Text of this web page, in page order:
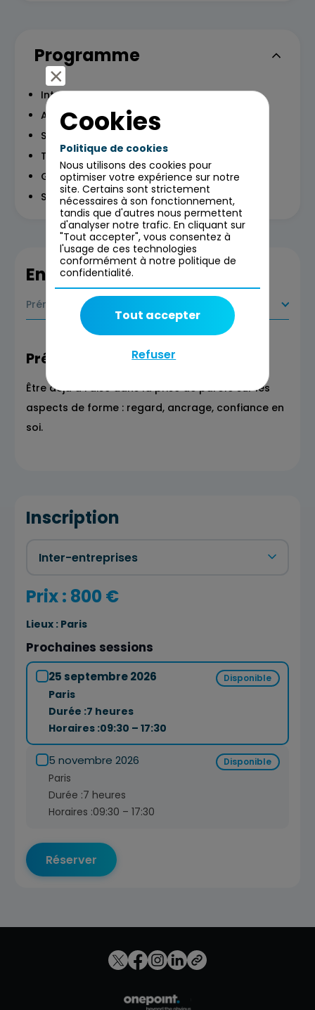
Programme
Introduction
Analyse de l'audience et adaptation
Structure d'un discours convaincant
Techniques pour capter l'attention
Gestion des objections
Storytelling persuasif
En savoir plus
Prérequis
Prérequis
Être déjà à l'aise dans la prise de parole sur les
aspects de forme : regard, ancrage, confiance en
soi.
Inscription
Prix : 800 €
Lieux : Paris
Prochaines sessions
25 septembre 2026 Disponible
Paris
Durée :7 heures
Horaires :09:30 – 17:30
5 novembre 2026 Disponible
Paris
Durée :7 heures
Horaires :09:30 – 17:30
Réserver
Cookies
Politique de cookies
Nous utilisons des cookies pour
optimiser votre expérience sur notre
site. Certains sont strictement
nécessaires à son fonctionnement,
tandis que d'autres nous permettent
d'analyser notre trafic. En cliquant sur
"Tout accepter", vous consentez à
l'usage de ces technologies
conformément à notre politique de
confidentialité.
Refuser
Tout accepter